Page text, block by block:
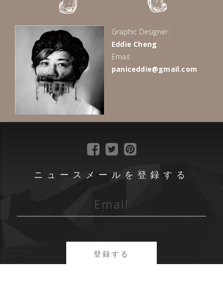
Graphic Designer:
Eddie Cheng
Email:
paniceddie@gmail.com
ニュースメールを登録する
登録する